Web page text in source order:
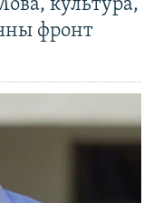
культура,
фронт